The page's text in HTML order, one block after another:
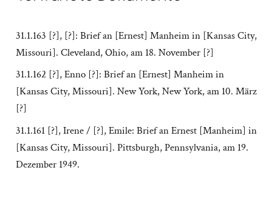
31.1.163 [?], [?]: Brief an [Ernest] Manheim in [Kansas City,
Missouri]. Cleveland, Ohio, am 18. November [?]
31.1.162 [?], Enno [?]: Brief an [Ernest] Manheim in
[Kansas City, Missouri]. New York, New York, am 10. März
[?]
31.1.161 [?], Irene / [?], Emile: Brief an Ernest [Manheim] in
[Kansas City, Missouri]. Pittsburgh, Pennsylvania, am 19.
Dezember 1949.